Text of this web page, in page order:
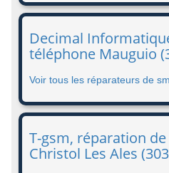
Decimal
téléphone Mauguio
Voir tous les réparateurs de
T-gsm, réparation
Christol Les Ales